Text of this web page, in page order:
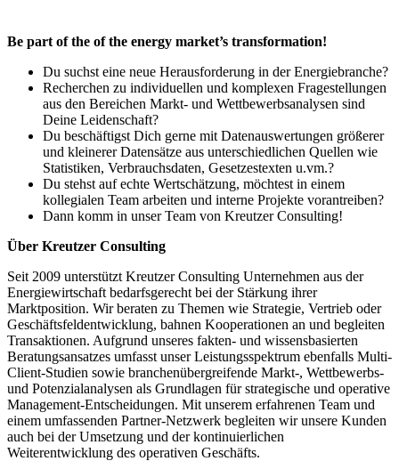
Be part of the of the energy market’s transformation!
Du suchst eine neue Herausforderung in der Energiebranche?
Recherchen zu individuellen und komplexen Fragestellungen
aus den Bereichen Markt- und Wettbewerbsanalysen sind
Deine Leidenschaft?
Du beschäftigst Dich gerne mit Datenauswertungen größerer
und kleinerer Datensätze aus unterschiedlichen Quellen wie
Statistiken, Verbrauchsdaten, Gesetzestexten u.vm.?
Du stehst auf echte Wertschätzung, möchtest in einem
kollegialen Team arbeiten und interne Projekte vorantreiben?
Dann komm in unser Team von Kreutzer Consulting!
Über Kreutzer Consulting
Seit 2009 unterstützt Kreutzer Consulting Unternehmen aus der
Energiewirtschaft bedarfsgerecht bei der Stärkung ihrer
Marktposition. Wir beraten zu Themen wie Strategie, Vertrieb oder
Geschäftsfeldentwicklung, bahnen Kooperationen an und begleiten
Transaktionen. Aufgrund unseres fakten- und wissensbasierten
Beratungsansatzes umfasst unser Leistungsspektrum ebenfalls Multi-
Client-Studien sowie branchenübergreifende Markt-, Wettbewerbs-
und Potenzialanalysen als Grundlagen für strategische und operative
Management-Entscheidungen. Mit unserem erfahrenen Team und
einem umfassenden Partner-Netzwerk begleiten wir unsere Kunden
auch bei der Umsetzung und der kontinuierlichen
Weiterentwicklung des operativen Geschäfts.